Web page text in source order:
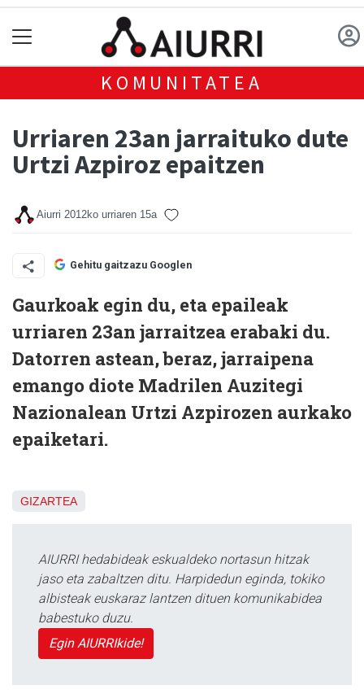
KOMUNITATEA
Urriaren 23an jarraituko dute
Urtzi Azpiroz epaitzen
Aiurri 2012ko urriaren 15a
Gehitu gaitzazu Googlen
Gaurkoak egin du, eta epaileak
urriaren 23an jarraitzea erabaki du.
Datorren astean, beraz, jarraipena
emango diote Madrilen Auzitegi
Nazionalean Urtzi Azpirozen aurkako
epaiketari.
GIZARTEA
AIURRI hedabideak eskualdeko nortasun hitzak
jaso eta zabaltzen ditu. Harpidedun eginda, tokiko
albisteak euskaraz lantzen dituen komunikabidea
babestuko duzu.
Egin AIURRIkide!